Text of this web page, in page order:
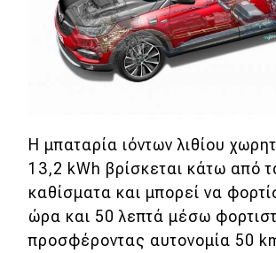
Δοκιμή
Αποστολή
Αγώνες
Formula 1
WRC
Η μπαταρία ιόντων λιθίου
13,2 kWh βρίσκεται κάτω από
καθίσματα και μπορεί να
ώρα και 50 λεπτά μέσω
προσφέροντας αυτονομία 50